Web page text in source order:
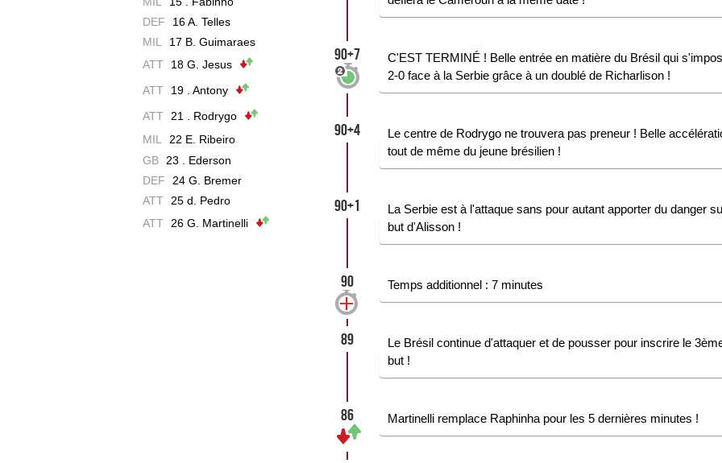
DEF
16 A. Telles
MIL
17 B. Guimaraes
ATT
18 G. Jesus
ATT
19 . Antony
ATT
21 . Rodrygo
MIL 22 E. Ribeiro
GB
23 . Ederson
DEF
24 G. Bremer
ATT 25 d. Pedro
ATT 26 G. Martinelli
90+7
C'EST TERMINÉ ! Belle entrée en matière du Brésil qui
2-0 face à la Serbie grâce à un doublé de Richarlison !
90+4
Le centre de Rodrygo ne trouvera pas preneur ! Belle
tout de même du jeune brésilien !
90+1
La Serbie est à l'attaque sans pour autant apporter du danger
but d'Alisson !
90 Temps additionnel : 7 minutes
89
Le Brésil continue d'attaquer et de pousser pour inscrire le
but !
86 Martinelli remplace Raphinha pour les 5 dernières minutes !